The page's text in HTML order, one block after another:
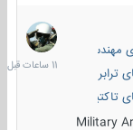
نظامی
و ضد تانک
نظامی
Military
11
ساعات
قبل